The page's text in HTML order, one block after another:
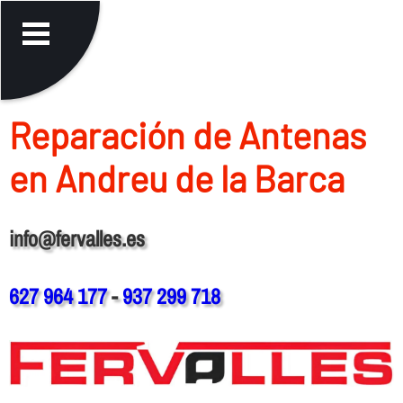
Reparación de Antenas
en Andreu de la Barca
info@fervalles.es
627 964 177-937 299 718